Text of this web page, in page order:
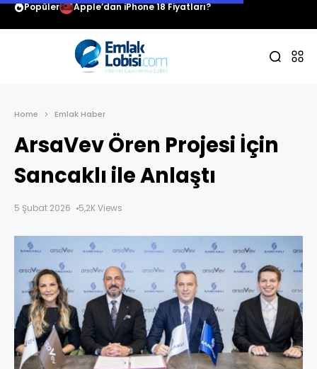
Popüler Apple’dan iPhone 18 Fiyatları?
Home Emlak Haber
ArsaVev Ören Projesi İçin
Sancaklı ile Anlaştı
5 Şubat 2026 5,2K Views